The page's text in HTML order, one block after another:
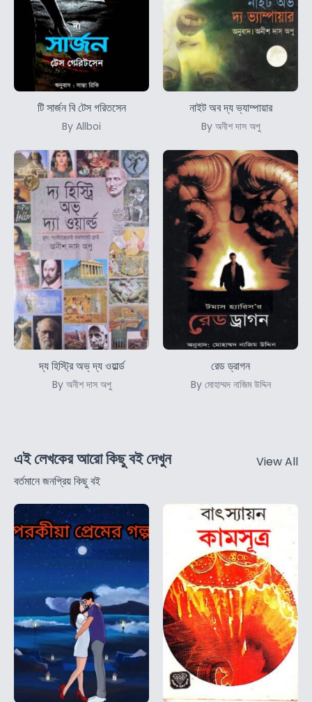
টি সার্জন বি টেস গরিতসেন
By Allboi
নাইট অব দ্য ভ্যাম্পায়ার
By অনীশ দাস অপু
দ্য হিস্ট্রি অভ্ দ্য ওয়ার্ল্ড
By অনীশ দাস অপু
রেড ড্রাগন
By মোহাম্মদ নাজিম উদ্দিন
এই লেখকের আরো কিছু বই দেখুন
বর্তমানে জনপ্রিয় কিছু বই
View All